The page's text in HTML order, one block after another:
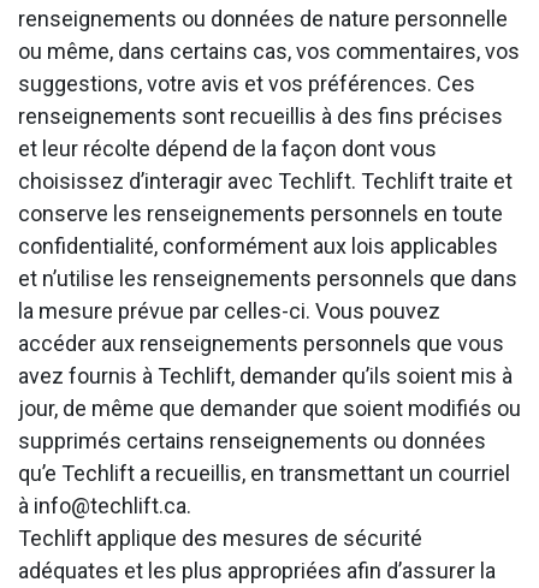
renseignements ou données de nature personnelle
ou même, dans certains cas, vos commentaires, vos
suggestions, votre avis et vos préférences. Ces
renseignements sont recueillis à des fins précises
et leur récolte dépend de la façon dont vous
choisissez d’interagir avec Techlift. Techlift traite et
conserve les renseignements personnels en toute
confidentialité, conformément aux lois applicables
et n’utilise les renseignements personnels que dans
la mesure prévue par celles-ci. Vous pouvez
accéder aux renseignements personnels que vous
avez fournis à Techlift, demander qu’ils soient mis à
jour, de même que demander que soient modifiés ou
supprimés certains renseignements ou données
qu’e Techlift a recueillis, en transmettant un courriel
à info@techlift.ca.
Techlift applique des mesures de sécurité
adéquates et les plus appropriées afin d’assurer la